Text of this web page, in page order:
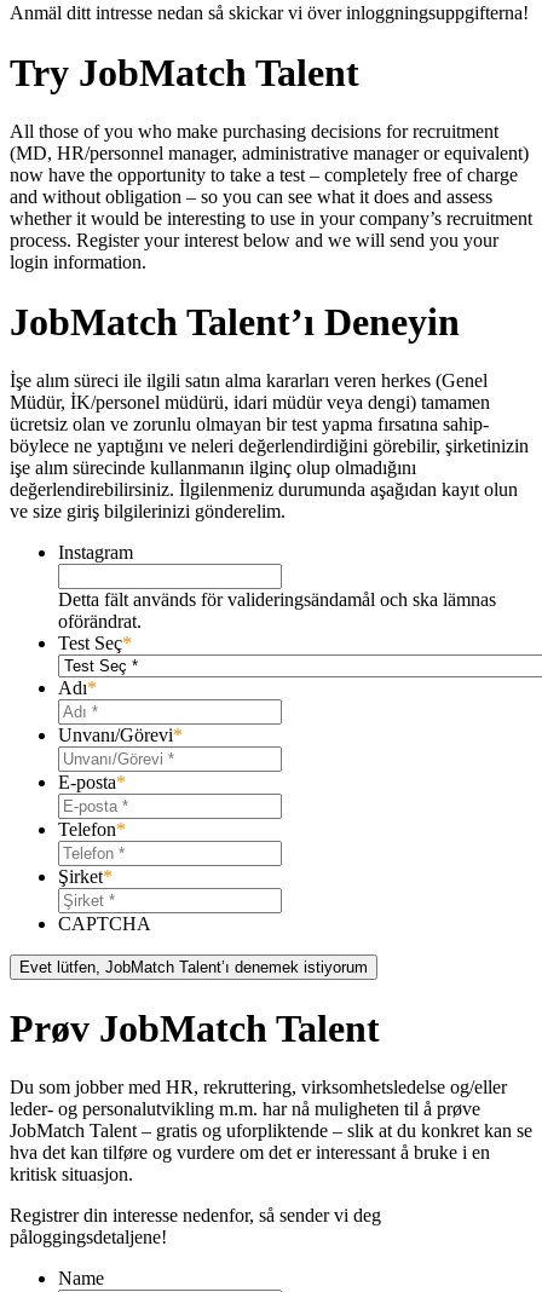
Anmäl ditt intresse nedan så skickar vi över inloggningsuppgifterna!
Try JobMatch Talent
All those of you who make purchasing decisions for recruitment
(MD, HR/personnel manager, administrative manager or equivalent)
now have the opportunity to take a test – completely free of charge
and without obligation – so you can see what it does and assess
whether it would be interesting to use in your company’s recruitment
process. Register your interest below and we will send you your
login information.
JobMatch Talent’ı Deneyin
İşe alım süreci ile ilgili satın alma kararları veren herkes (Genel
Müdür, İK/personel müdürü, idari müdür veya dengi) tamamen
ücretsiz olan ve zorunlu olmayan bir test yapma fırsatına sahip-
böylece ne yaptığını ve neleri değerlendirdiğini görebilir, şirketinizin
işe alım sürecinde kullanmanın ilginç olup olmadığını
değerlendirebilirsiniz. İlgilenmeniz durumunda aşağıdan kayıt olun
ve size giriş bilgilerinizi gönderelim.
Instagram
Detta fält används för valideringsändamål och ska lämnas
oförändrat.
Test Seç*
Adı*
Unvanı/Görevi*
E-posta*
Telefon*
Şirket*
CAPTCHA
Evet lütfen, JobMatch Talent’ı denemek istiyorum
Prøv JobMatch Talent
Du som jobber med HR, rekruttering, virksomhetsledelse og/eller
leder- og personalutvikling m.m. har nå muligheten til å prøve
JobMatch Talent – ​​gratis og uforpliktende – slik at du konkret kan se
hva det kan tilføre og vurdere om det er interessant å bruke i en
kritisk situasjon.
Registrer din interesse nedenfor, så sender vi deg
påloggingsdetaljene!
Name